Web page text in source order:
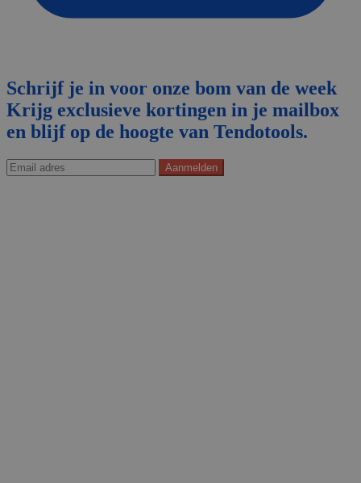
Schrijf je in voor onze bom van de week
Krijg exclusieve kortingen in je mailbox
en blijf op de hoogte van Tendotools.